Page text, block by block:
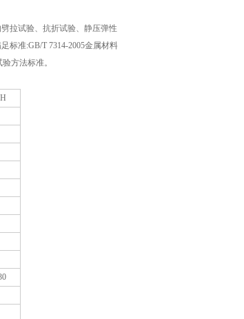
拉试验、抗折试验、静压弹性
标准:GB/T 7314-2005金属材料
方法标准。